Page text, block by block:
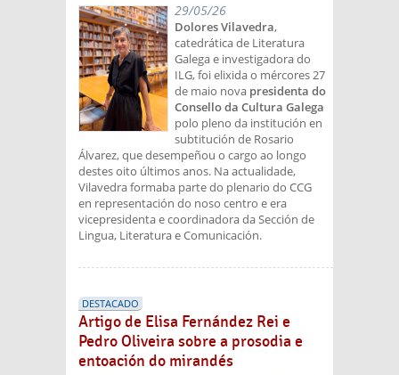
29/05/26
Dolores Vilavedra,
catedrática de Literatura
Galega e investigadora do
ILG, foi elixida o mércores 27
de maio nova presidenta do
Consello da Cultura Galega
polo pleno da institución en
subtitución de Rosario
Álvarez, que desempeñou o cargo ao longo
destes oito últimos anos. Na actualidade,
Vilavedra formaba parte do plenario do CCG
en representación do noso centro e era
vicepresidenta e coordinadora da Sección de
Lingua, Literatura e Comunicación.
DESTACADO
Artigo de Elisa Fernández Rei e
Pedro Oliveira sobre a prosodia e
entoación do mirandés